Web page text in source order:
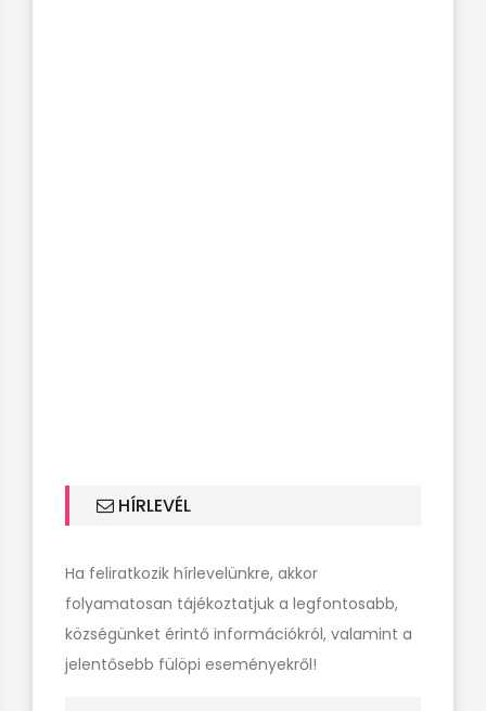
HÍRLEVÉL
Ha feliratkozik hírlevelünkre, akkor
folyamatosan tájékoztatjuk a legfontosabb,
községünket érintő információkról, valamint a
jelentősebb fülöpi eseményekről!